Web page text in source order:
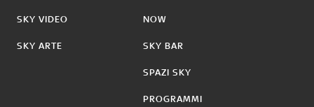
SKY VIDEO
SKY ARTE
NOW
SKY BAR
SPAZI SKY
PROGRAMMI